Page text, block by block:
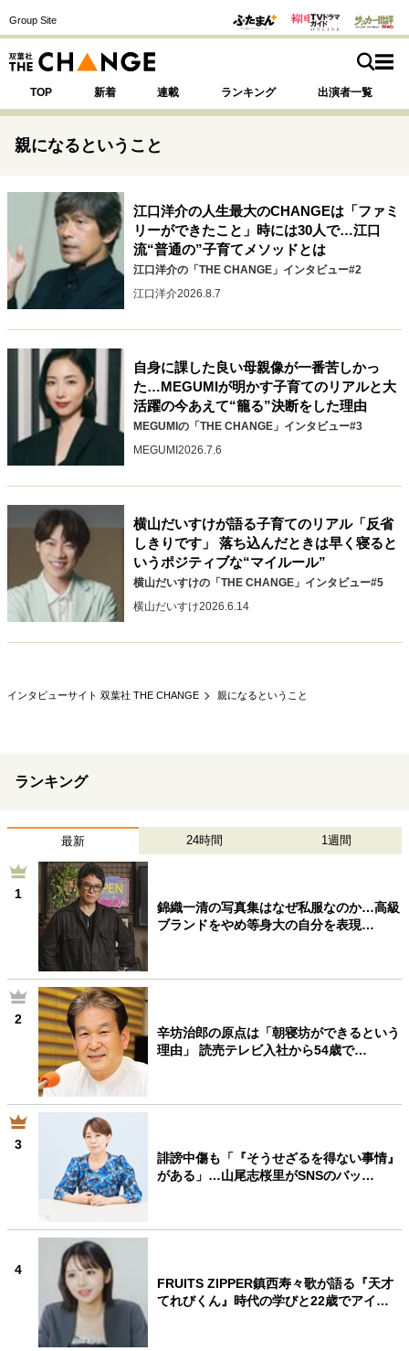
Group Site
TOP 新着 連載 ランキング 出演者一覧
SPECIAL 注目の記事テーマで探す
サイトの核・哲学
運命を変えた出会い 決断の裏側
キャリア・働き方
セカンドキャリアの描き方
独立という決断
大人の学び直し
夢を掴む選択
経営・ビジネス
リーダーの流儀 変革の原動力
次世代へのバトン
トップが描く未来
40代からの景色 50代のリアル
美しさの哲学
パートナーとの歩み方
病が教えてくれたこと
熱狂できるもの
一生モノの愛用品
私を彩るエッセンス
60代のネクストステージ
70代のグランドデザイン
社会・カルチャー・マネー
地域とつながる/お金との付き合い方
親になるということ
江口洋介の人生最大のCHANGEは「ファミ
リーができたこと」時には30人で…江口
流“普通の”子育てメソッドとは
江口洋介の「THE CHANGE」インタビュー#2
江口洋介2026.8.7
自身に課した良い母親像が一番苦しかっ
た…MEGUMIが明かす子育てのリアルと大
活躍の今あえて“籠る”決断をした理由
MEGUMIの「THE CHANGE」インタビュー#3
MEGUMI2026.7.6
横山だいすけが語る子育てのリアル「反省
しきりです」 落ち込んだときは早く寝ると
いうポジティブな“マイルール”
横山だいすけの「THE CHANGE」インタビュー#5
横山だいすけ2026.6.14
インタビューサイト 双葉社 THE CHANGE 親になるということ
ランキング
最新 24時間 1週間
1
錦織一清の写真集はなぜ私服なのか…高級
ブランドをやめ等身大の自分を表現…
2
辛坊治郎の原点は「朝寝坊ができるという
理由」 読売テレビ入社から54歳で…
3
誹謗中傷も「『そうせざるを得ない事情』
がある」…山尾志桜里がSNSのバッ…
4
FRUITS ZIPPER鎮西寿々歌が語る『天才
てれびくん』時代の学びと22歳でアイ…